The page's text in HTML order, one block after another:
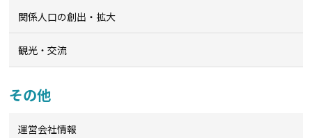
関係人口の創出・拡大
観光・交流
その他
運営会社情報